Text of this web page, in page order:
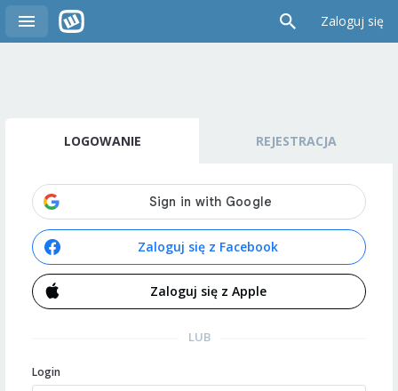
Zaloguj się
LOGOWANIE REJESTRACJA
Zaloguj się z Facebook
Zaloguj się z Apple
LUB
Login